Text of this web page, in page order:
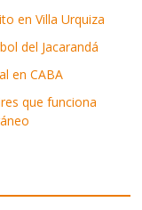
en Villa Urquiza
del Jacarandá
en CABA
que funciona